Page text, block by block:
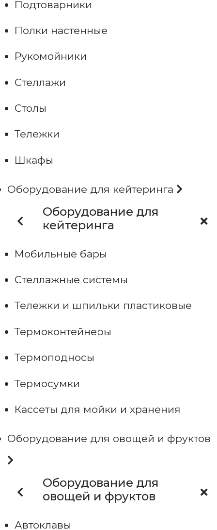
Подтоварники
Полки настенные
Рукомойники
Стеллажи
Столы
Тележки
Шкафы
Оборудование для кейтеринга
Оборудование для
кейтеринга
Мобильные бары
Стеллажные системы
Тележки и шпильки пластиковые
Термоконтейнеры
Термоподносы
Термосумки
Кассеты для мойки и хранения
Оборудование для овощей и фруктов
Оборудование для
овощей и фруктов
Автоклавы